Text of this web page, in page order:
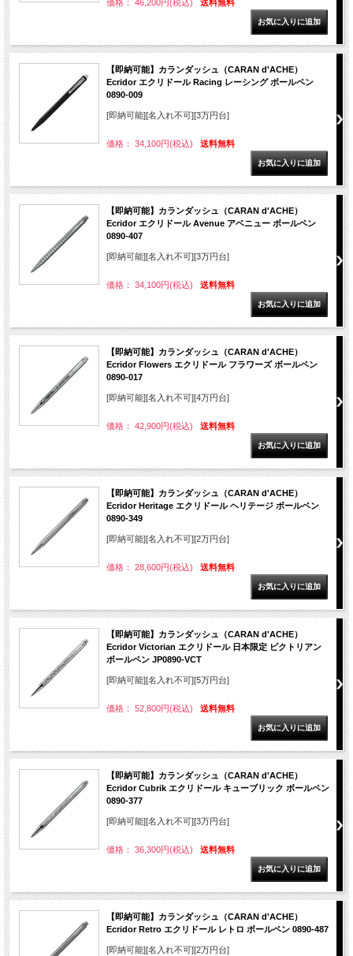
価格： 46,200円(税込) 送料無料
【即納可能】カランダッシュ（CARAN d'ACHE）
Ecridor エクリドール Racing レーシング ボールペン
0890-009
[即納可能][名入れ不可][3万円台]
価格： 34,100円(税込) 送料無料
【即納可能】カランダッシュ（CARAN d'ACHE）
Ecridor エクリドール Avenue アベニュー ボールペン
0890-407
[即納可能][名入れ不可][3万円台]
価格： 34,100円(税込) 送料無料
【即納可能】カランダッシュ（CARAN d'ACHE）
Ecridor Flowers エクリドール フラワーズ ボールペン
0890-017
[即納可能][名入れ不可][4万円台]
価格： 42,900円(税込) 送料無料
【即納可能】カランダッシュ（CARAN d'ACHE）
Ecridor Heritage エクリドール ヘリテージ ボールペン
0890-349
[即納可能][名入れ不可][2万円台]
価格： 28,600円(税込) 送料無料
【即納可能】カランダッシュ（CARAN d'ACHE）
Ecridor Victorian エクリドール 日本限定 ビクトリアン
ボールペン JP0890-VCT
[即納可能][名入れ不可][5万円台]
価格： 52,800円(税込) 送料無料
【即納可能】カランダッシュ（CARAN d'ACHE）
Ecridor Cubrik エクリドール キューブリック ボールペン
0890-377
[即納可能][名入れ不可][3万円台]
価格： 36,300円(税込) 送料無料
【即納可能】カランダッシュ（CARAN d'ACHE）
Ecridor Retro エクリドール レトロ ボールペン 0890-487
[即納可能][名入れ不可][2万円台]